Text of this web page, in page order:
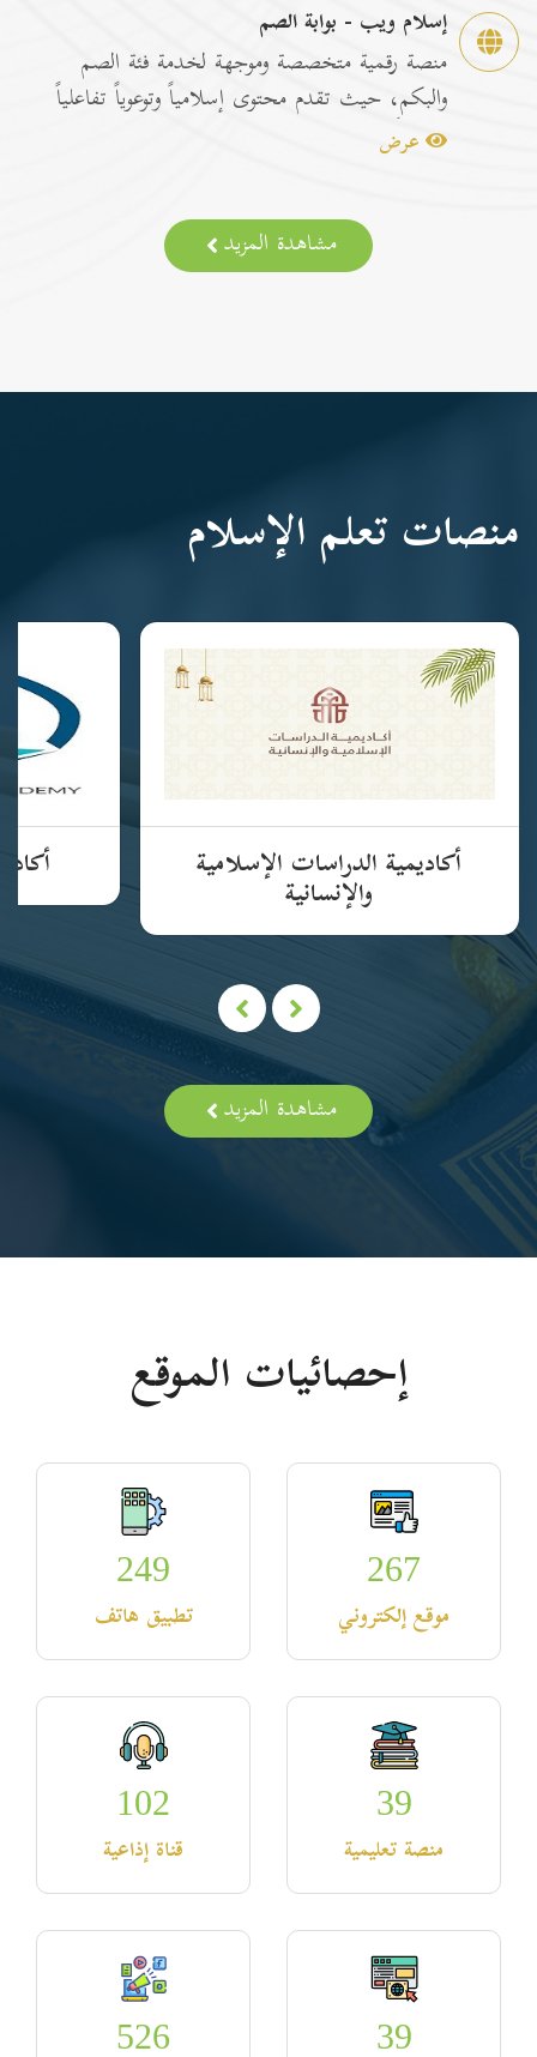
إسلام ويب - بوابة الصم
منصة رقمية متخصصة وموجهة لخدمة فئة الصم
والبكم، حيث تقدم محتوى إسلامياً وتوعوياً تفاعلياً
مترجماً با...
عرض
مشاهدة المزيد
منصات تعلم الإسلام
أكاديمية الدراسات الإسلامية
والإنسانية
مشاهدة المزيد
إحصائيات الموقع
267
موقع إلكتروني
249
تطبيق هاتف
39
منصة تعليمية
102
قناة إذاعية
39
526